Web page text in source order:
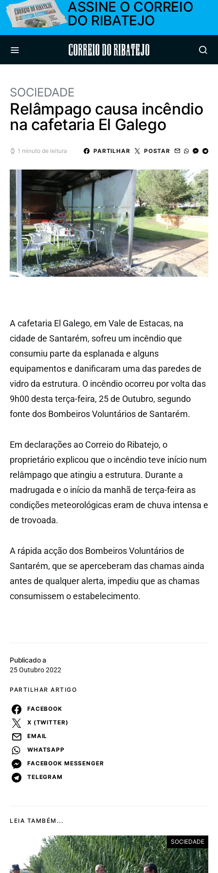
ASSINE O CORREIO
DO RIBATEJO
Correio do Ribatejo
SOCIEDADE
Relâmpago causa incêndio
na cafetaria El Galego
1 minuto de leitura PARTILHAR POSTAR
Publicado a
25 Outubro 2022
PARTILHAR ARTIGO
FACEBOOK
X (TWITTER)
EMAIL
WHATSAPP
FACEBOOK MESSENGER
TELEGRAM
A cafetaria El Galego, em Vale de Estacas, na
cidade de Santarém, sofreu um incêndio que
consumiu parte da esplanada e alguns
equipamentos e danificaram uma das paredes de
vidro da estrutura. O incêndio ocorreu por volta das
9h00 desta terça-feira, 25 de Outubro, segundo
fonte dos Bombeiros Voluntários de Santarém.
Em declarações ao Correio do Ribatejo, o
proprietário explicou que o incêndio teve início num
relâmpago que atingiu a estrutura. Durante a
madrugada e o início da manhã de terça-feira as
condições meteorológicas eram de chuva intensa e
de trovoada.
A rápida acção dos Bombeiros Voluntários de
Santarém, que se aperceberam das chamas ainda
antes de qualquer alerta, impediu que as chamas
consumissem o estabelecimento.
LEIA TAMBÉM...
SOCIEDADE